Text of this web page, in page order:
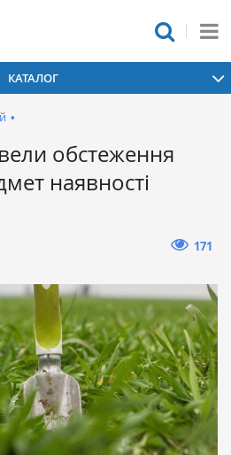
КАТАЛОГ
•
обстеження
наявності
171